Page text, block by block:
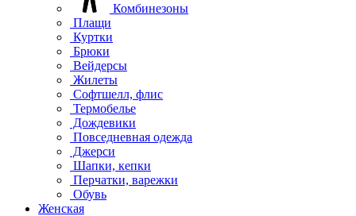
Комбинезоны
Плащи
Куртки
Брюки
Вейдерсы
Жилеты
Софтшелл, флис
Термобелье
Дождевики
Повседневная одежда
Джерси
Шапки, кепки
Перчатки, варежки
Обувь
Женская